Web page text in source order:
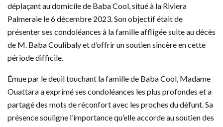
déplaçant au domicile de Baba Cool, situé à la Riviera
Palmeraie le 6 décembre 2023. Son objectif était de
présenter ses condoléances à la famille affligée suite au décès
de M. Baba Coulibaly et d’offrir un soutien sincère en cette
période difficile.
Émue par le deuil touchant la famille de Baba Cool, Madame
Ouattara a exprimé ses condoléances les plus profondes et a
partagé des mots de réconfort avec les proches du défunt. Sa
présence souligne l’importance qu’elle accorde au soutien des